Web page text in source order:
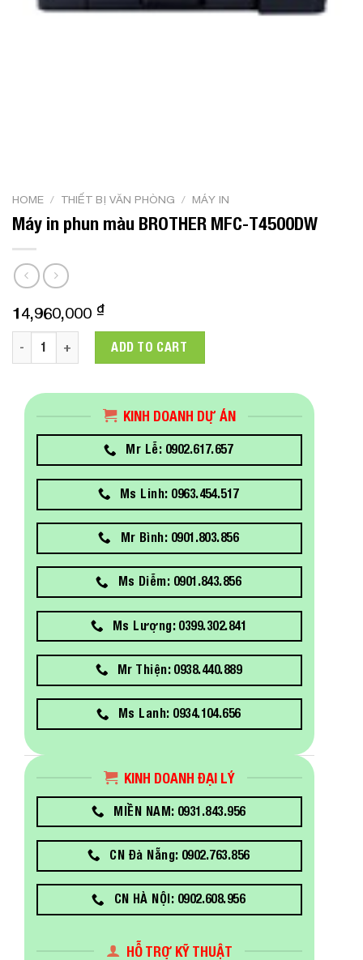
HOME / THIẾT BỊ VĂN PHÒNG / MÁY IN
Máy in phun màu BROTHER MFC-T4500DW
14,960,000 ₫
Máy in phun màu BROTHER MFC-T4500DW quantity
ADD TO CART
KINH DOANH DỰ ÁN
Mr Lễ: 0902.617.657
Ms Linh: 0963.454.517
Mr Bình: 0901.803.856
Ms Diễm: 0901.843.856
Ms Lượng: 0399.302.841
Mr Thiện: 0938.440.889
Ms Lanh: 0934.104.656
KINH DOANH ĐẠI LÝ
MIỀN NAM: 0931.843.956
CN Đà Nẵng: 0902.763.856
CN HÀ NỘI: 0902.608.956
HỖ TRỢ KỸ THUẬT